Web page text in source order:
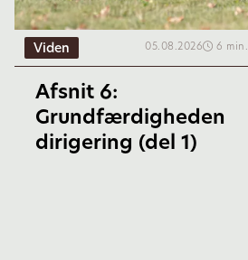
Viden 05.08.2026 6 min.
Afsnit 6:
Grundfærdigheden
dirigering (del 1)